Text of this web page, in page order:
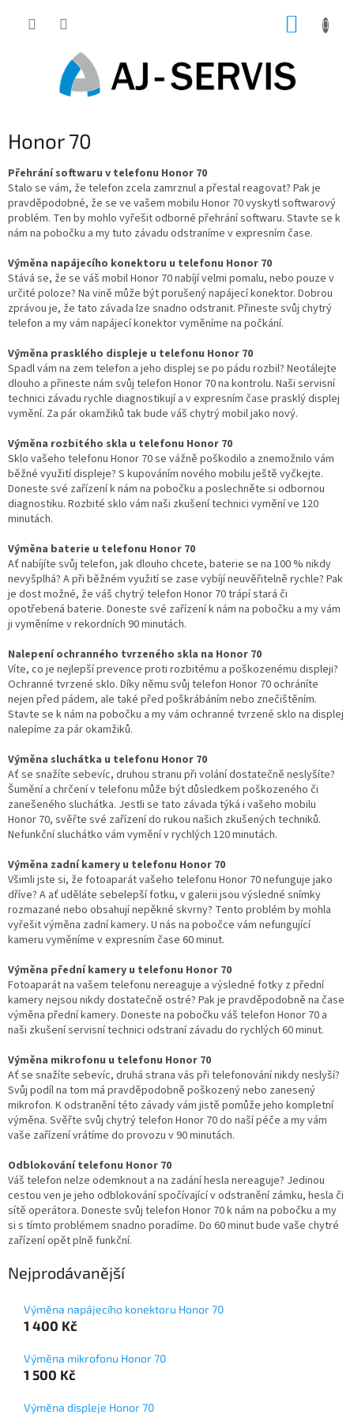
Honor 70
Přehrání softwaru v telefonu Honor 70
Stalo se vám, že telefon zcela zamrznul a přestal reagovat? Pak je
pravděpodobné, že se ve vašem mobilu Honor 70 vyskytl softwarový
problém. Ten by mohlo vyřešit odborné přehrání softwaru. Stavte se k
nám na pobočku a my tuto závadu odstraníme v expresním čase.
Výměna napájecího konektoru u telefonu Honor 70
Stává se, že se váš mobil Honor 70 nabíjí velmi pomalu, nebo pouze v
určité poloze? Na vině může být porušený napájecí konektor. Dobrou
zprávou je, že tato závada lze snadno odstranit. Přineste svůj chytrý
telefon a my vám napájecí konektor vyměníme na počkání.
Výměna prasklého displeje u telefonu Honor 70
Spadl vám na zem telefon a jeho displej se po pádu rozbil? Neotálejte
dlouho a přineste nám svůj telefon Honor 70 na kontrolu. Naši servisní
technici závadu rychle diagnostikují a v expresním čase prasklý displej
vymění. Za pár okamžiků tak bude váš chytrý mobil jako nový.
Výměna rozbitého skla u telefonu Honor 70
Sklo vašeho telefonu Honor 70 se vážně poškodilo a znemožnilo vám
běžné využití displeje? S kupováním nového mobilu ještě vyčkejte.
Doneste své zařízení k nám na pobočku a poslechněte si odbornou
diagnostiku. Rozbité sklo vám naši zkušení technici vymění ve 120
minutách.
Výměna baterie u telefonu Honor 70
Ať nabíjíte svůj telefon, jak dlouho chcete, baterie se na 100 % nikdy
nevyšplhá? A při běžném využití se zase vybíjí neuvěřitelně rychle? Pak
je dost možné, že váš chytrý telefon Honor 70 trápí stará či
opotřebená baterie. Doneste své zařízení k nám na pobočku a my vám
ji vyměníme v rekordních 90 minutách.
Nalepení ochranného tvrzeného skla na Honor 70
Víte, co je nejlepší prevence proti rozbitému a poškozenému displeji?
Ochranné tvrzené sklo. Díky němu svůj telefon Honor 70 ochráníte
nejen před pádem, ale také před poškrábáním nebo znečištěním.
Stavte se k nám na pobočku a my vám ochranné tvrzené sklo na displej
nalepíme za pár okamžiků.
Výměna sluchátka u telefonu Honor 70
Ať se snažíte sebevíc, druhou stranu při volání dostatečně neslyšíte?
Šumění a chrčení v telefonu může být důsledkem poškozeného či
zanešeného sluchátka. Jestli se tato závada týká i vašeho mobilu
Honor 70, svěřte své zařízení do rukou našich zkušených techniků.
Nefunkční sluchátko vám vymění v rychlých 120 minutách.
Výměna zadní kamery u telefonu Honor 70
Všimli jste si, že fotoaparát vašeho telefonu Honor 70 nefunguje jako
dříve? A ať uděláte sebelepší fotku, v galerii jsou výsledné snímky
rozmazané nebo obsahují nepěkné skvrny? Tento problém by mohla
vyřešit výměna zadní kamery. U nás na pobočce vám nefungující
kameru vyměníme v expresním čase 60 minut.
Výměna přední kamery u telefonu Honor 70
Fotoaparát na vašem telefonu nereaguje a výsledné fotky z přední
kamery nejsou nikdy dostatečně ostré? Pak je pravděpodobně na čase
výměna přední kamery. Doneste na pobočku váš telefon Honor 70 a
naši zkušení servisní technici odstraní závadu do rychlých 60 minut.
Výměna mikrofonu u telefonu Honor 70
Ať se snažíte sebevíc, druhá strana vás při telefonování nikdy neslyší?
Svůj podíl na tom má pravděpodobně poškozený nebo zanesený
mikrofon. K odstranění této závady vám jistě pomůže jeho kompletní
výměna. Svěřte svůj chytrý telefon Honor 70 do naší péče a my vám
vaše zařízení vrátíme do provozu v 90 minutách.
Odblokování telefonu Honor 70
Váš telefon nelze odemknout a na zadání hesla nereaguje? Jedinou
cestou ven je jeho odblokování spočívající v odstranění zámku, hesla či
sítě operátora. Doneste svůj telefon Honor 70 k nám na pobočku a my
si s tímto problémem snadno poradíme. Do 60 minut bude vaše chytré
zařízení opět plně funkční.
Nejprodávanější
Výměna napájecího konektoru Honor 70
1 400 Kč
Výměna mikrofonu Honor 70
1 500 Kč
Výměna displeje Honor 70